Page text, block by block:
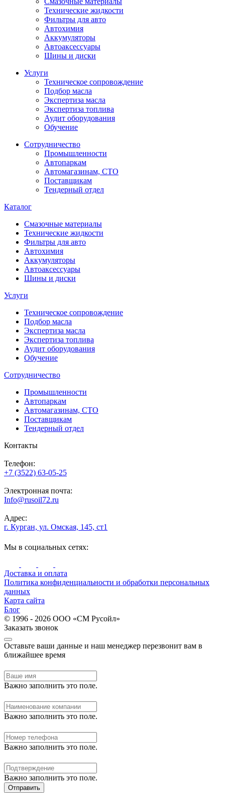
Технические жидкости
Фильтры для авто
Автохимия
Аккумуляторы
Автоаксессуары
Шины и диски
Услуги
Техническое сопровождение
Подбор масла
Экспертиза масла
Экспертиза топлива
Аудит оборудования
Обучение
Сотрудничество
Промышленности
Автопаркам
Автомагазинам, СТО
Поставщикам
Тендерный отдел
Каталог
Смазочные материалы
Технические жидкости
Фильтры для авто
Автохимия
Аккумуляторы
Автоаксессуары
Шины и диски
Услуги
Техническое сопровождение
Подбор масла
Экспертиза масла
Экспертиза топлива
Аудит оборудования
Обучение
Сотрудничество
Промышленности
Автопаркам
Автомагазинам, СТО
Поставщикам
Тендерный отдел
Контакты
Телефон:
+7 (3522) 63-05-25
Электронная почта:
Info@rusoil72.ru
Адрес:
г. Курган, ул. Омская, 145, ст1
Мы в социальных сетях:
Доставка и оплата
Политика конфиденциальности и обработки персональных
данных
Карта сайта
Блог
© 1996 - 2026 ООО «СМ Русойл»
Заказать звонок
Оставьте ваши данные и наш менеджер перезвонит вам в
ближайшее время
Важно заполнить это поле.
Важно заполнить это поле.
Важно заполнить это поле.
Важно заполнить это поле.
Отправить